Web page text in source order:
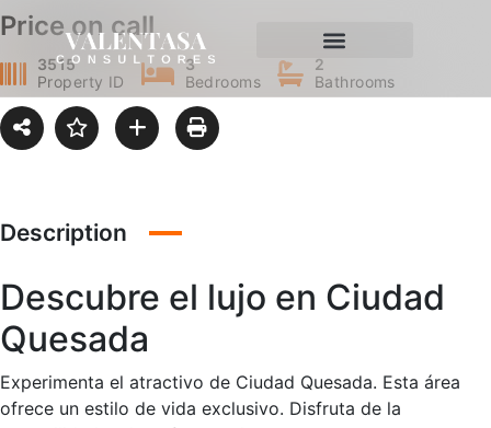
Price on call
3515
Property ID
3
Bedrooms
2
Bathrooms
Description
Descubre el lujo en Ciudad
Quesada
Experimenta el atractivo de Ciudad Quesada. Esta área
ofrece un estilo de vida exclusivo. Disfruta de la